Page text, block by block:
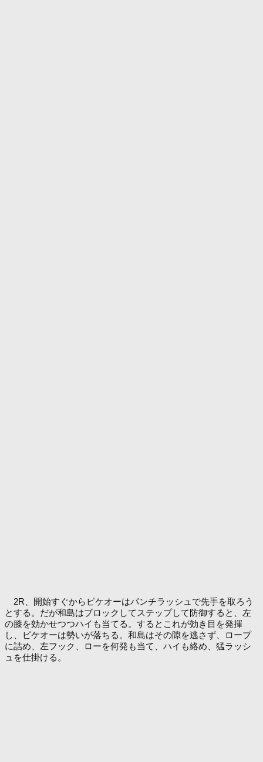
2R、開始すぐからピケオーはパンチラッシュで先手を取ろう
とする。だが和島はブロックしてステップして防御すると、左
の膝を効かせつつハイも当てる。するとこれが効き目を発揮
し、ピケオーは勢いが落ちる。和島はその隙を逃さず、ロープ
に詰め、左フック、ローを何発も当て、ハイも絡め、猛ラッシ
ュを仕掛ける。